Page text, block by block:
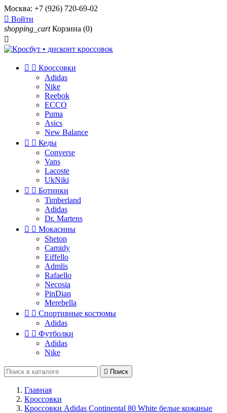
Москва: +7 (926) 720-69-02
 Войти
shopping_cart Корзина (0)

  Кроссовки
Adidas
Nike
Reebok
ECCO
Puma
Asics
New Balance
  Кеды
Converse
Vans
Lacoste
UkNiki
  Ботинки
Timberland
Adidas
Dr. Martens
  Мокасины
Sheton
Camidy
Eiffello
Admlis
Rafaello
Necosia
PinDian
Merebella
  Спортивные костюмы
Adidas
  Футболки
Adidas
Nike
 Поиск
Главная
Кроссовки
Кроссовки Adidas Continental 80 White белые кожаные